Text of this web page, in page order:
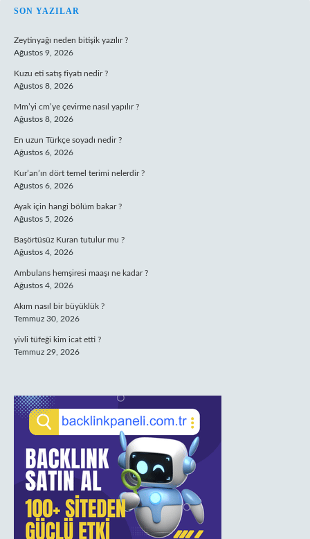
SIDEBAR
SON YAZILAR
Zeytinyağı neden bitişik yazılır ?
Ağustos 9, 2026
Kuzu eti satış fiyatı nedir ?
Ağustos 8, 2026
Mm’yi cm’ye çevirme nasıl yapılır ?
Ağustos 8, 2026
En uzun Türkçe soyadı nedir ?
Ağustos 6, 2026
Kur’an’ın dört temel terimi nelerdir ?
Ağustos 6, 2026
Ayak için hangi bölüm bakar ?
Ağustos 5, 2026
Başörtüsüz Kuran tutulur mu ?
Ağustos 4, 2026
Ambulans hemşiresi maaşı ne kadar ?
Ağustos 4, 2026
Akım nasıl bir büyüklük ?
Temmuz 30, 2026
yivli tüfeği kim icat etti ?
Temmuz 29, 2026